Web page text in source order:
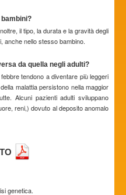
il tipo, la durata e la gravità degli
anche nello stesso bambino.
da quella negli adulti?
tendono a diventare più leggeri
malattia persistono nella maggior
Alcuni pazienti adulti sviluppano
reni,) dovuto al deposito anomalo
genetica.